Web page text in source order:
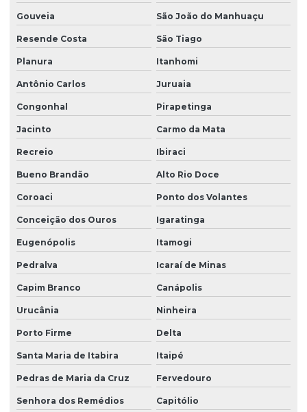
Gouveia São João do Manhuaçu
Resende Costa São Tiago
Planura Itanhomi
Antônio Carlos Juruaia
Congonhal Pirapetinga
Jacinto Carmo da Mata
Recreio Ibiraci
Bueno Brandão Alto Rio Doce
Coroaci Ponto dos Volantes
Conceição dos Ouros Igaratinga
Eugenópolis Itamogi
Pedralva Icaraí de Minas
Capim Branco Canápolis
Urucânia Ninheira
Porto Firme Delta
Santa Maria de Itabira Itaipé
Pedras de Maria da Cruz Fervedouro
Senhora dos Remédios Capitólio